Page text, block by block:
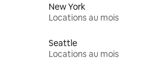
New York
Locations au mois
Seattle
Locations au mois